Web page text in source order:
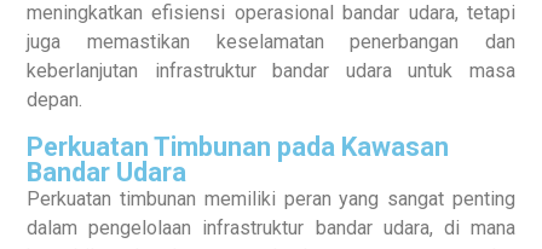
meningkatkan efisiensi operasional bandar udara, tetapi
juga memastikan keselamatan penerbangan dan
keberlanjutan infrastruktur bandar udara untuk masa
depan.
Perkuatan Timbunan pada Kawasan
Bandar Udara
Perkuatan timbunan memiliki peran yang sangat penting
dalam pengelolaan infrastruktur bandar udara, di mana